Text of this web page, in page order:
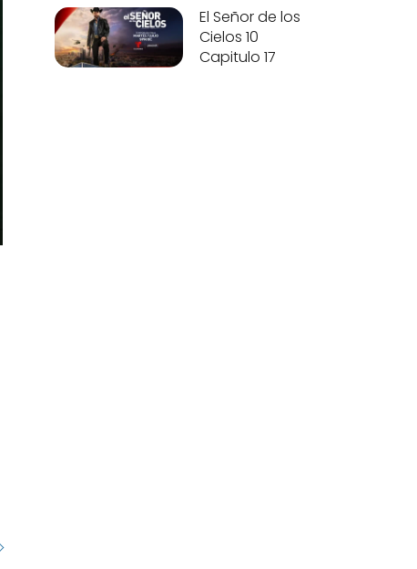
El Señor de los
Cielos 10
Capitulo 17